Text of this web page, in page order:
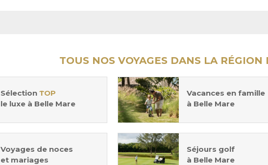
TOUS NOS VOYAGES DANS LA
Sélection TOP
le luxe à Belle Mare
Vacances en famille
à Belle Mare
Voyages de noces
et mariages
Séjours golf
à Belle Mare